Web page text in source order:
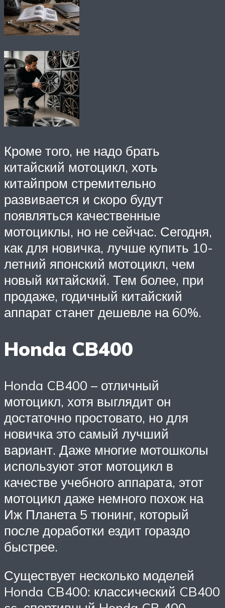
Кроме того, не надо брать
китайский мотоцикл, хоть
китайпром стремительно
развивается и скоро будут
появляться качественные
мотоциклы, но не сейчас. Сегодня,
как для новичка, лучше купить 10-
летний японский мотоцикл, чем
новый китайский. Тем более, при
продаже, годичный китайский
аппарат станет дешевле на 60%.
Honda CB400
Honda CB400 – отличный
мотоцикл, хотя выглядит он
достаточно простовато, но для
новичка это самый лучший
вариант. Даже многие мотошколы
используют этот мотоцикл в
качестве учебного аппарата, этот
мотоцикл даже немного похож на
Иж Планета 5 тюнинг, который
после доработки ездит гораздо
быстрее.
Существует несколько моделей
Honda CB400: классический CB400